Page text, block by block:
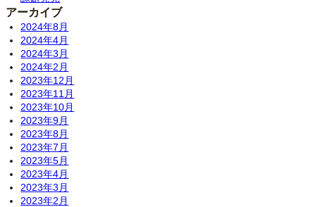
アーカイブ
2024年8月
2024年4月
2024年3月
2024年2月
2023年12月
2023年11月
2023年10月
2023年9月
2023年8月
2023年7月
2023年5月
2023年4月
2023年3月
2023年2月